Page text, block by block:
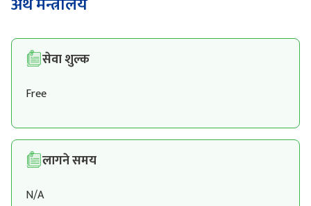
सेवा शुल्क
Free
लागने समय
N/A